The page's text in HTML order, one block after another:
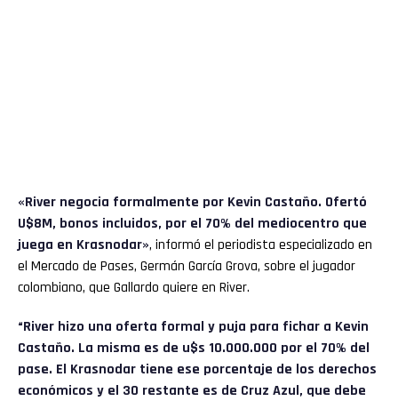
«River negocia formalmente por Kevin Castaño. Ofertó
U$8M, bonos incluidos, por el 70% del mediocentro que
juega en Krasnodar», informó el periodista especializado en
el Mercado de Pases, Germán García Grova, sobre el jugador
colombiano, que Gallardo quiere en River.
“River hizo una oferta formal y puja para fichar a Kevin
Castaño. La misma es de u$s 10.000.000 por el 70% del
pase. El Krasnodar tiene ese porcentaje de los derechos
económicos y el 30 restante es de Cruz Azul, que debe